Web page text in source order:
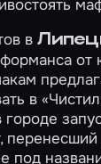
в
от
в
городе
под